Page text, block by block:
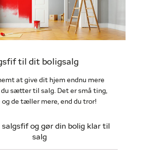
til dit boligsalg
at give dit hjem endnu mere
sætter til salg. Det er små ting,
de tæller mere, end du tror!
salgsfif og gør din bolig klar til
salg